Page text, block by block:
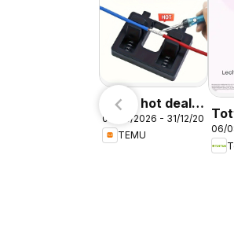
Temu hot deals
– Peru
09/08/2026 - 31/12/2026
TEMU
06/